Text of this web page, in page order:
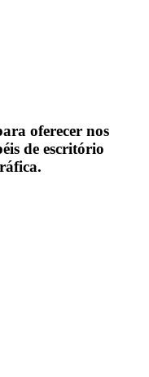
oferecer nos
de escritório